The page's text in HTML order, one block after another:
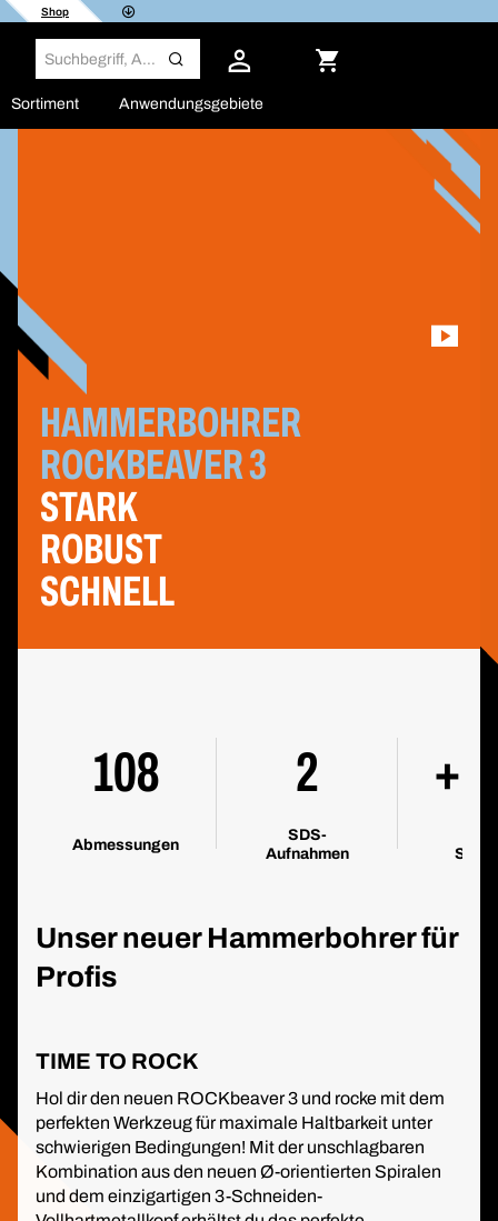
Shop
Sortiment Anwendungsgebiete
HAMMERBOHRER
ROCKBEAVER 3
STARK
ROBUST
SCHNELL
108
Abmessungen
2
SDS-
Aufnahmen
Unser neuer Hammerbohrer für
Profis
TIME TO ROCK
Hol dir den neuen ROCKbeaver 3 und rocke mit dem
perfekten Werkzeug für maximale Haltbarkeit unter
schwierigen Bedingungen! Mit der unschlagbaren
Kombination aus den neuen Ø-orientierten Spiralen
und dem einzigartigen 3-Schneiden-